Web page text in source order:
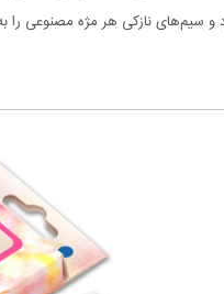
نازکی هر مژه مصنوعی را